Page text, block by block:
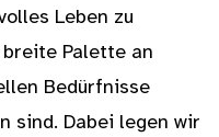
Leben zu
Palette an
Bedürfnisse
sind. Dabei legen wir